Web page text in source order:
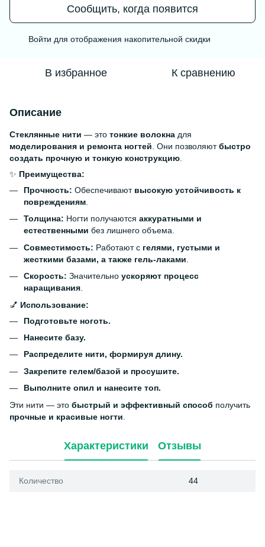
Сообщить, когда появится
Войти для отображения накопительной скидки
В избранное К сравнению
Описание
Стеклянные нити — это тонкие волокна для
моделирования и ремонта ногтей . Они позволяютбыстро
создать прочную и тонкую конструкцию
✨ Преимущества:
Прочность: Обеспечивают высокую устойчивость к
повреждениям
Толщина: Ногти получаются аккуратными и
естественными без лишнего объема.
Совместимость: Работают с гелями, густыми и
жесткими базами, а также гель-лаками
Скорость: Значительно ускоряют процесс
наращивания
💅 Использование:
Подготовьте ноготь.
Нанесите базу.
Распределите нити, формируя длину.
Закрепите гелем/базой и просушите.
Выполните опил и нанесите топ.
Эти нити — это быстрый и эффективный способ получить
прочные и красивые ногти
Характеристики Отзывы
Количество 44